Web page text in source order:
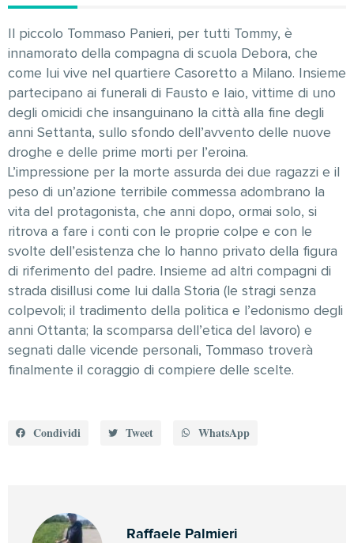
Il piccolo Tommaso Panieri, per tutti Tommy, è
innamorato della compagna di scuola Debora, che
come lui vive nel quartiere Casoretto a Milano. Insieme
partecipano ai funerali di Fausto e Iaio, vittime di uno
degli omicidi che insanguinano la città alla fine degli
anni Settanta, sullo sfondo dell’avvento delle nuove
droghe e delle prime morti per l’eroina.
L’impressione per la morte assurda dei due ragazzi e il
peso di un’azione terribile commessa adombrano la
vita del protagonista, che anni dopo, ormai solo, si
ritrova a fare i conti con le proprie colpe e con le
svolte dell’esistenza che lo hanno privato della figura
di riferimento del padre. Insieme ad altri compagni di
strada disillusi come lui dalla Storia (le stragi senza
colpevoli; il tradimento della politica e l’edonismo degli
anni Ottanta; la scomparsa dell’etica del lavoro) e
segnati dalle vicende personali, Tommaso troverà
finalmente il coraggio di compiere delle scelte.
Condividi Tweet WhatsApp
Raffaele Palmieri